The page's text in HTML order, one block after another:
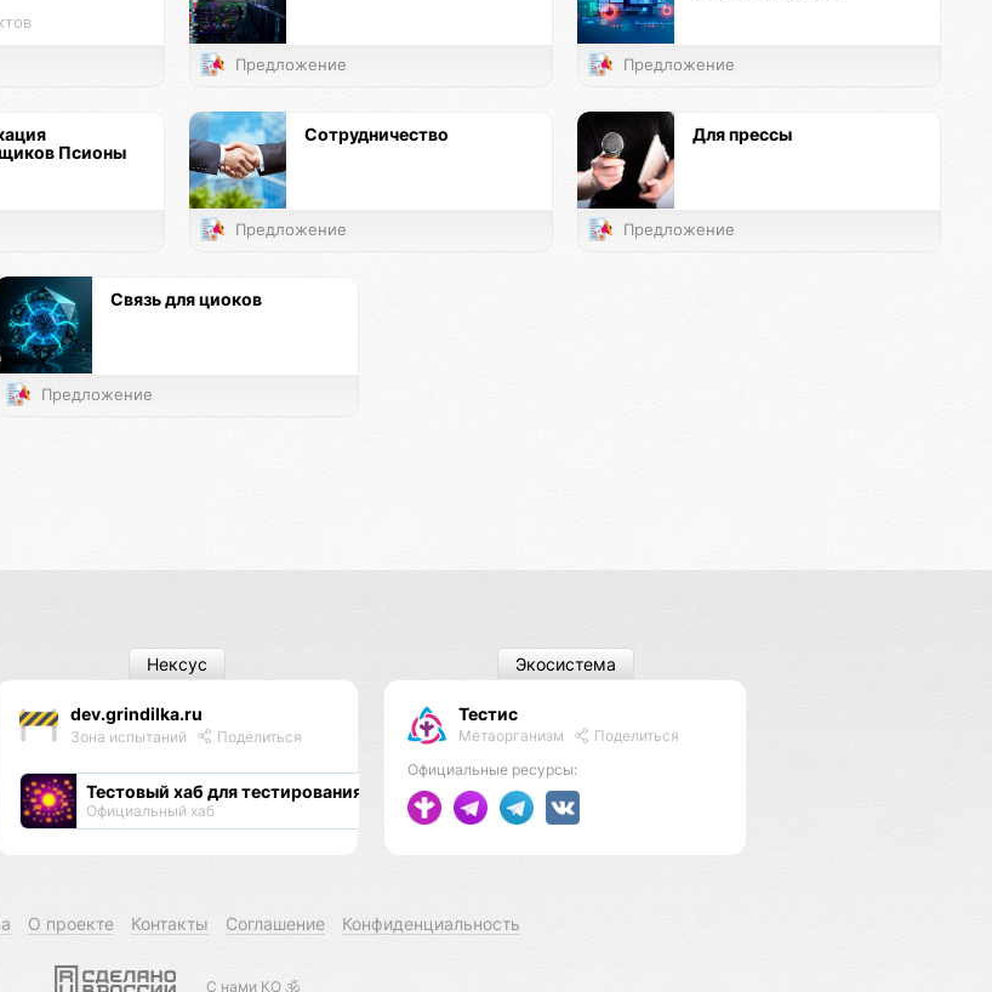
Предложение Предложение
Псионы
Сотрудничество
Предложение
Для прессы
Предложение
Связь для циоков
Предложение
dev.grindilka.ru
Зона испытаний Поделиться
Тестовый хаб для тестирования хабов
Официальный хаб
Нексус
Тестис
Метаорганизм
Поделиться
Официальные ресурсы:
Экосистема
О проекте Контакты Соглашение Конфиденциальность
С нами КО 🕉️